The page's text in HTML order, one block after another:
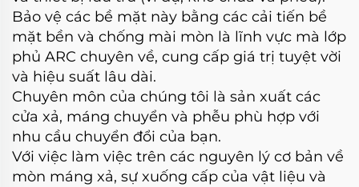
Bảo vệ các bề mặt này bằng các cải tiến bề
mặt bền và chống mài mòn là lĩnh vực mà lớp
phủ ARC chuyên về, cung cấp giá trị tuyệt vời
và hiệu suất lâu dài.
Chuyên môn của chúng tôi là sản xuất các
cửa xả, máng chuyển và phễu phù hợp với
nhu cầu chuyển đổi của bạn.
Với việc làm việc trên các nguyên lý cơ bản về
mòn máng xả, sự xuống cấp của vật liệu và